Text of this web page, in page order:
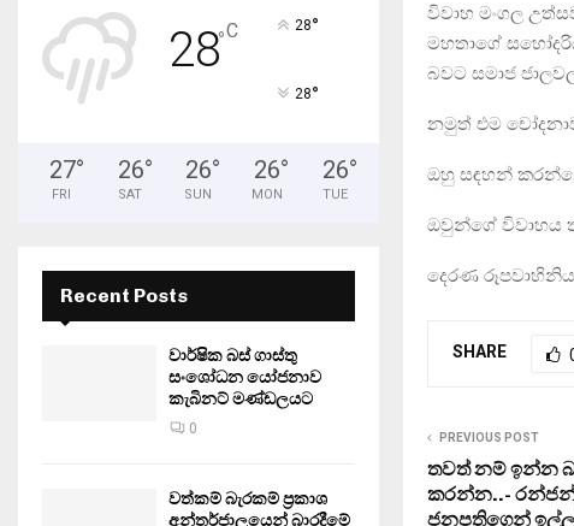
විවාහ මංගල
මහතාගේ
බවට සමාජ
නමුත් එම චෝදනාව
ඔහු සඳහන්
ඔවුන්ගේ විවාහය
දෙරණ
SHARE
PREVIOUS POST
තවත් නම් ඉන්න
කරන්න..- රන්ජන්
ජනපතිගෙන්
28°C 28°
28°
27°
FRI
26°
SAT
26°
SUN
26°
MON
26°
TUE
Recent Posts
වාර්ෂික බස් ගාස්තු
සංශෝධන යෝජනාව
කැබිනට් මණ්ඩලයට
0
වත්කම් බැරකම් ප්‍රකාශ
අන්තර්ජාලයෙන් බාරදීමේ